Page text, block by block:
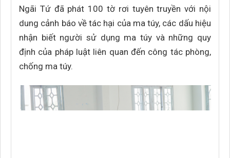
Ngãi Tứ đã phát 100 tờ rơi tuyên truyền với nội
dung cảnh báo về tác hại của ma túy, các dấu hiệu
nhận biết người sử dụng ma túy và những quy
định của pháp luật liên quan đến công tác phòng,
chống ma túy.